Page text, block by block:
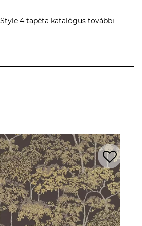
4 tapéta katalógus további